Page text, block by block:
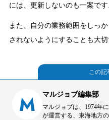
には、更新しないのも一案です
また、自分の業務範囲をしっ
されないようにすることも大切
この記
M マルジョブ編集部
マルジョブは、1974年
が運営する、東海地方